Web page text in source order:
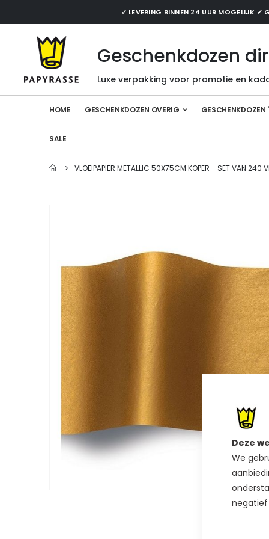
Deze
We
negatief
✓ LEVERING BINNEN 24 UUR MOGELIJK ✓
Geschenkdozen
Luxe verpakking voor promotie en
HOME GESCHENKDOZEN OVERIG
SALE
VLOEIPAPIER METALLIC 50X75CM KOPER - SET VAN 240
van
afbeeldingen-
gallerij